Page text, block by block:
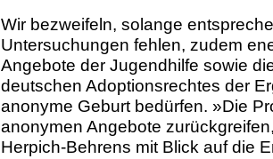
Wir bezweifeln, solange
Untersuchungen fehlen, zudem
Angebote der Jugendhilfe sowie
deutschen Adoptionsrechtes der
anonyme Geburt bedürfen. »Die
anonymen Angebote
Herpich-Behrens mit Blick auf die